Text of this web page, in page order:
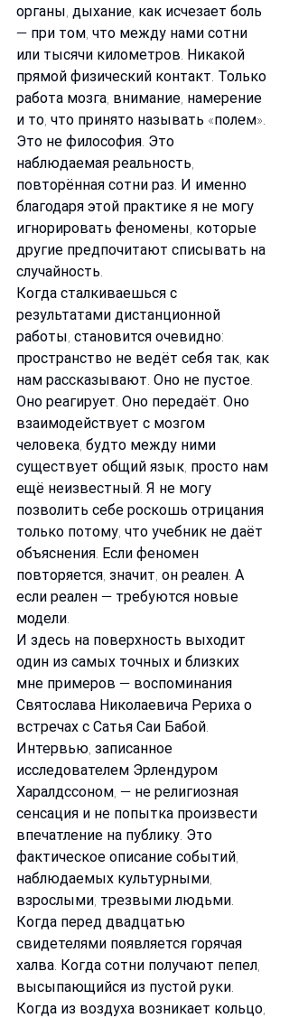
органы, дыхание, как исчезает боль
— при том, что между нами сотни
или тысячи километров. Никакой
прямой физический контакт. Только
работа мозга, внимание, намерение
и то, что принято называть «полем».
Это не философия. Это
наблюдаемая реальность,
повторённая сотни раз. И именно
благодаря этой практике я не могу
игнорировать феномены, которые
другие предпочитают списывать на
случайность.
Когда сталкиваешься с
результатами дистанционной
работы, становится очевидно:
пространство не ведёт себя так, как
нам рассказывают. Оно не пустое.
Оно реагирует. Оно передаёт. Оно
взаимодействует с мозгом
человека, будто между ними
существует общий язык, просто нам
ещё неизвестный. Я не могу
позволить себе роскошь отрицания
только потому, что учебник не даёт
объяснения. Если феномен
повторяется, значит, он реален. А
если реален — требуются новые
модели.
И здесь на поверхность выходит
один из самых точных и близких
мне примеров — воспоминания
Святослава Николаевича Рериха о
встречах с Сатья Саи Бабой.
Интервью, записанное
исследователем Эрлендуром
Харалдссоном, — не религиозная
сенсация и не попытка произвести
впечатление на публику. Это
фактическое описание событий,
наблюдаемых культурными,
взрослыми, трезвыми людьми.
Когда перед двадцатью
свидетелями появляется горячая
халва. Когда сотни получают пепел,
высыпающийся из пустой руки.
Когда из воздуха возникает кольцо,